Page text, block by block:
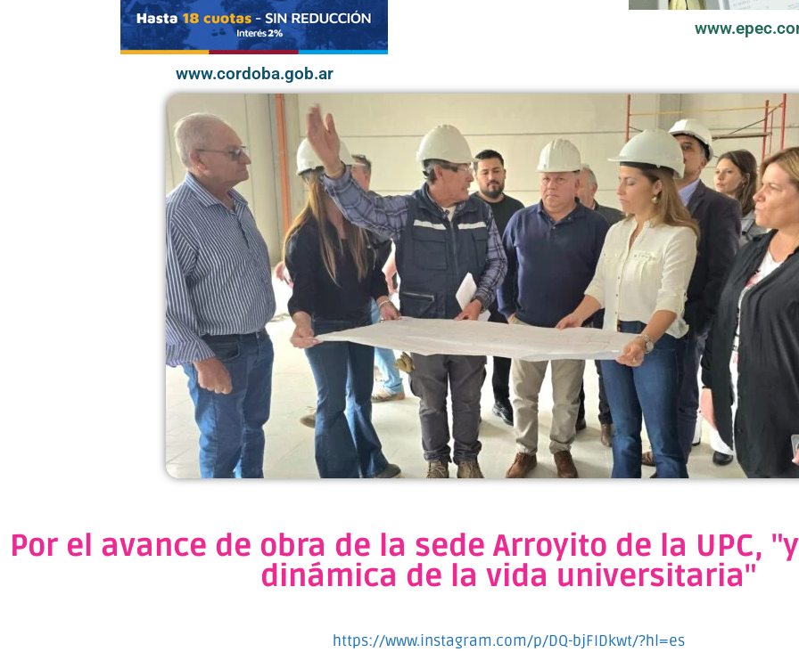
www.cordoba.gob.ar
Por el avance de obra de la sede Arroyito de la UPC,
dinámica de la vida universitaria"
https://www.instagram.com/p/DQ-bjFIDkwt/?hl=es